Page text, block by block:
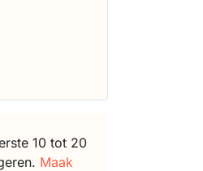
10 tot 20
Maak